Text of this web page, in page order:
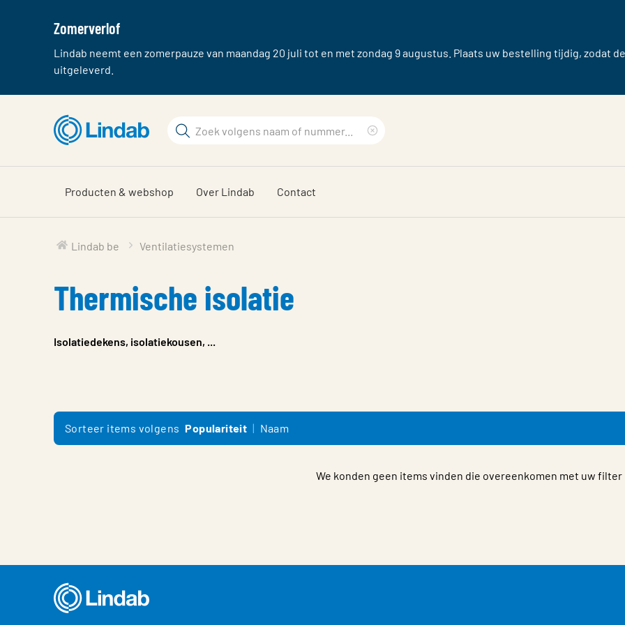
Zomerverlof
Lindab neemt een zomerpauze van maandag 20 juli tot en met zondag 9 augustus. Plaats uw bestelling tijdig, zodat
uitgeleverd.
hoofdinhoud
Zoek
search
Producten & webshop Over Lindab Contact
Lindab be Ventilatiesystemen
Thermische isolatie
Isolatiedekens, isolatiekousen, ...
Sorteer items volgens Populariteit Naam
We konden geen items vinden die overeenkomen met uw filter